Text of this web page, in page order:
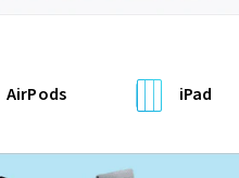
AirPods iPad